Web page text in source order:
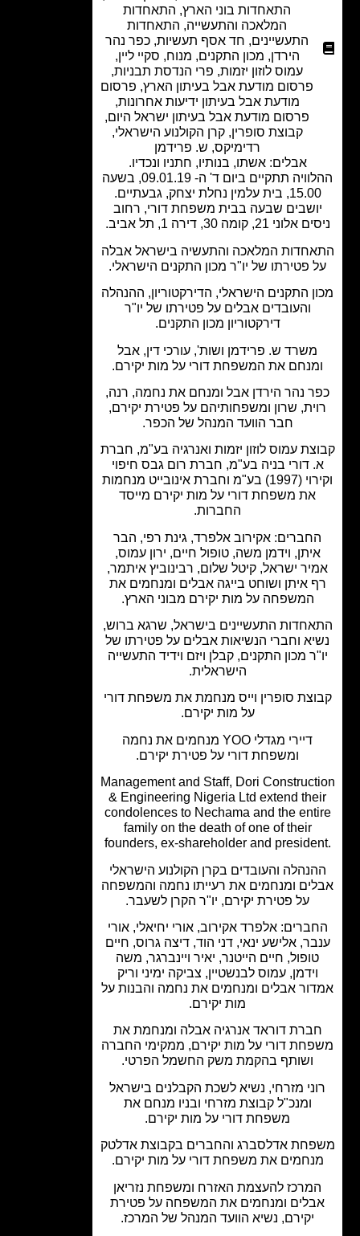
התאחדות בוני הארץ,התאחדות
המלאכה והתעשייה,התאחדות
התעשיינים,חד אסף תעשיות ,כפר נהר
הירדן
מכון התקנים ,מנוח,סקיי ליין ,
עמוס לוזון יזמות,פרי הנדסת תבניות,
פרסום מודעת אבל בעיתון הארץ,פרסום
מודעת אבל בעיתון ידיעות אחרונות,
פרסום מודעת אבל בעיתון ישראל היום,
קבוצת סופרין, קרן הקולנוע הישראלי,
רדימיקס,ש. פרידמן
אבלים: אשתו, בנותיו, חתניו ונכדיו.
ההלוויה תתקיים ביום ד' ה- 09.01.19, בשעה
שבעה בבית משפחת דורי, רחוב
21, קומה 30, דירה 1, תל אביב.
המלאכה והתעשיה בישראל אבלה
פטירתו של יו"ר מכון התקנים הישראלי.
התקנים הישראלי, הדירקטוריון, ההנהלה
והעובדים אבלים על פטירתו של יו"ר
דירקטוריון מכון התקנים.
משרד ש. פרידמן ושות', עורכי דין, אבל
את המשפחת דורי על מות יקירם.
נהר הירדן אבל ומנחם את נחמה, רנה,
שרון ומשפחותיהם על פטירת יקירם,
חבר הוועד המנהל של הכפר.
עמוס לוזון יזמות ואנרגיה בע"מ, חברת
דורי בניה בע"מ, חברת רום גבס חיפוי
וקירוי (1997) בע"מ וחברת אינובייט מנחמות
את משפחת דורי על מות יקירם מייסד
החברות.
אקירוב אלפרד, גינת רפי, הבר
וידמן משה, טופול חיים, ירון עמוס,
ישראל, קיטל שלום, רבינוביץ איתמר,
איתן ושוחט בייגה אבלים ומנחמים את
המשפחה על מות יקירם מבוני הארץ.
התעשיינים בישראל, שרגא ברוש,
וחברי הנשיאות אבלים על פטירתו של
מכון התקנים, קבלן ויזם וידיד התעשייה
הישראלית.
סופרין וייס מנחמת את משפחת דורי
על מות יקירם.
דיירי מגדלי YOO מנחמים את נחמה
ומשפחת דורי על פטירת יקירם.
Management and Staff, Dori
& Engineering Nigeria Ltd extend
condolences to Nechama and the
family on the death of one of their
founders, ex-shareholder and
והעובדים בקרן הקולנוע הישראלי
ומנחמים את רעייתו נחמה והמשפחה
על פטירת יקירם, יו"ר הקרן לשעבר.
אלפרד אקירוב, אורי יחיאלי, אורי
אלישע ינאי, דני הוד, דיצה גרוס, חיים
חיים הייטנר, יאיר ויינברגר, משה
וידמן, עמוס לבנשטיין, צביקה ימיני וריק
אבלים ומנחמים את נחמה והבנות על
מות יקירם.
דוראד אנרגיה אבלה ומנחמת את
דורי על מות יקירם, ממקימי החברה
ושותף בהקמת משק החשמל הפרטי.
מזרחי, נשיא לשכת הקבלנים בישראל
ומנכ"ל קבוצת מזרחי ובניו מנחם את
משפחת דורי על מות יקירם.
אדלסברג והחברים בקבוצת אדלטק
את משפחת דורי על מות יקירם.
להעצמת האזרח ומשפחת נזריאן
ומנחמים את המשפחה על פטירת
יקירם, נשיא הוועד המנהל של המרכז.